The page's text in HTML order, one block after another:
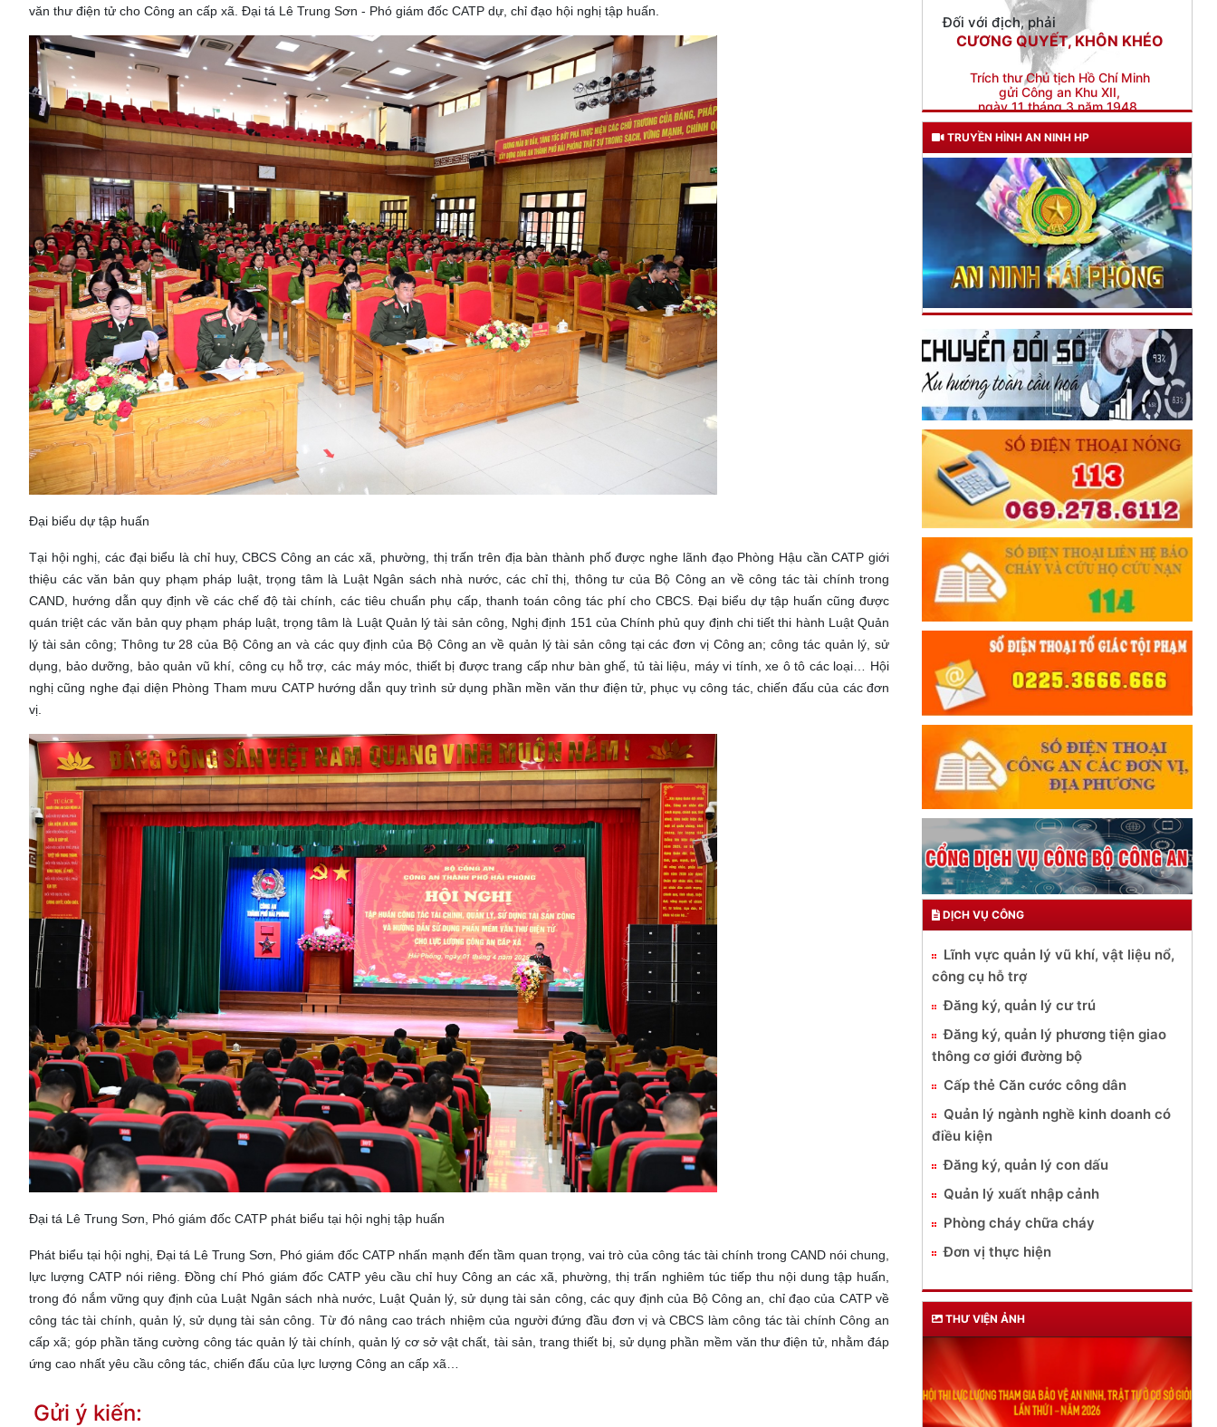
văn thư điện tử cho Công an cấp xã. Đại tá Lê Trung Sơn - Phó giám đốc CATP dự, chỉ đạo hội nghị tập huấn
Đại biểu dự tập huấn
Tại hội nghị, các đại biểu là chỉ huy, CBCS Công an các xã, phường, thị trấn trên địa bàn thành phố được nghe lãnh đạo Phòng Hậu cần CATP giới
thiệu các văn bản quy phạm pháp luật, trọng tâm là Luật Ngân sách nhà nước, các chỉ thị, thông tư của Bộ Công an về công tác tài chính trong
CAND, hướng dẫn quy định về các chế độ tài chính, các tiêu chuẩn phụ cấp, thanh toán công tác phí cho CBCS. Đại biểu dự tập huấn cũng được
quán triệt các văn bản quy phạm pháp luật, trọng tâm là Luật Quản lý tài sản công, Nghị định 151 của Chính phủ quy định chi tiết thi hành Luật Quản
lý tài sản công; Thông tư 28 của Bộ Công an và các quy định của Bộ Công an về quản lý tài sản công tại các đơn vị Công an; công tác quản lý, sử
dụng, bảo dưỡng, bảo quản vũ khí, công cụ hỗ trợ, các máy móc, thiết bị được trang cấp như bàn ghế, tủ tài liệu, máy vi tính, xe ô tô các loại… Hội
nghị cũng nghe đại diện Phòng Tham mưu CATP hướng dẫn quy trình sử dụng phần mền văn thư điện tử, phục vụ công tác, chiến đấu của các đơn
vị.
Đại tá Lê Trung Sơn, Phó giám đốc CATP phát biểu tại hội nghị tập huấn
Phát biểu tại hội nghị, Đại tá Lê Trung Sơn, Phó giám đốc CATP nhấn mạnh đến tầm quan trọng, vai trò của công tác tài chính trong CAND nói chung,
lực lượng CATP nói riêng. Đồng chí Phó giám đốc CATP yêu cầu chỉ huy Công an các xã, phường, thị trấn nghiêm túc tiếp thu nội dung tập huấn,
trong đó nắm vững quy định của Luật Ngân sách nhà nước, Luật Quản lý, sử dụng tài sản công, các quy định của Bộ Công an, chỉ đạo của CATP về
công tác tài chính, quản lý, sử dụng tài sản công. Từ đó nâng cao trách nhiệm của người đứng đầu đơn vị và CBCS làm công tác tài chính Công an
cấp xã; góp phần tăng cường công tác quản lý tài chính, quản lý cơ sở vật chất, tài sản, trang thiết bị, sử dụng phần mềm văn thư điện tử, nhằm đáp
ứng cao nhất yêu cầu công tác, chiến đấu của lực lượng Công an cấp xã…
Gửi ý kiến:
Trích thư Chủ tịch Hồ Chí Minh
gửi Công an Khu XII,
ngày 11 tháng 3 năm 1948.
TRUYỀN HÌNH AN NINH HP
DỊCH VỤ CÔNG
Lĩnh vực quản lý vũ khí, vật liệu nổ,
công cụ hỗ trợ
Đăng ký, quản lý cư trú
Đăng ký, quản lý phương tiện giao
thông cơ giới đường bộ
Cấp thẻ Căn cước công dân
Quản lý ngành nghề kinh doanh có
điều kiện
Đăng ký, quản lý con dấu
Quản lý xuất nhập cảnh
Phòng cháy chữa cháy
Đơn vị thực hiện
THƯ VIỆN ẢNH